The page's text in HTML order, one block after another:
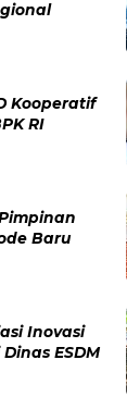
Kooperatif
RI
Baru
Inovasi
ESDM